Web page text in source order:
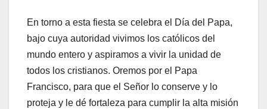
En torno a esta fiesta se celebra el Día del Papa,
bajo cuya autoridad vivimos los católicos del
mundo entero y aspiramos a vivir la unidad de
todos los cristianos. Oremos por el Papa
Francisco, para que el Señor lo conserve y lo
proteja y le dé fortaleza para cumplir la alta misión